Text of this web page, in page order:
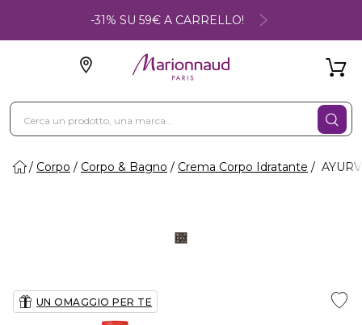
-31% SU 59€ A CARRELLO!
Corpo Corpo & Bagno Crema Corpo Idratante
UN OMAGGIO PER TE